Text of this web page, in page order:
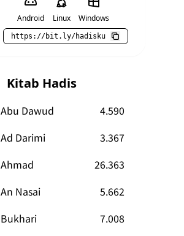
Android Linux Windows
https://bit.ly/hadisku
Kitab Hadis
Abu Dawud
4.590
Ad Darimi
3.367
Ahmad
26.363
An Nasai
5.662
Bukhari
7.008